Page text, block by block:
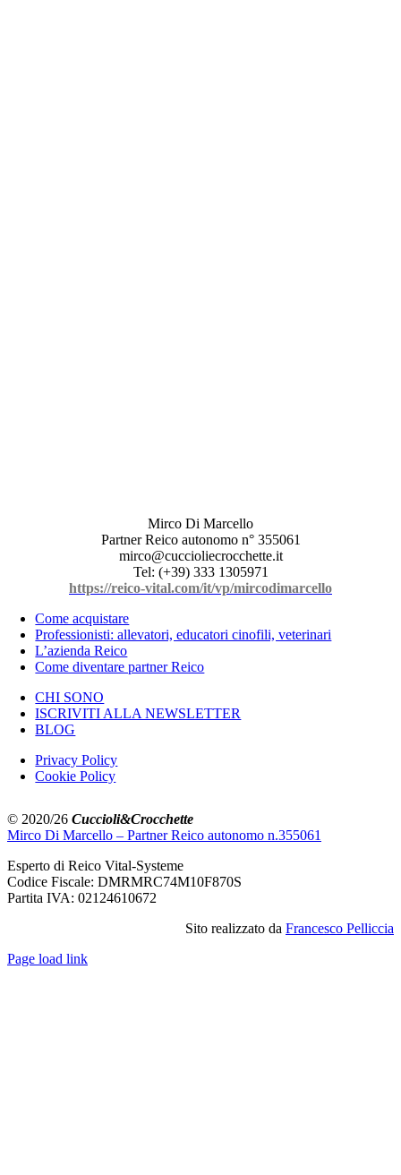
Mirco Di Marcello
Partner Reico autonomo n° 355061
mirco@cuccioliecrocchette.it
Tel: (+39) 333 1305971
https://reico-vital.com/it/vp/mircodimarcello
Come acquistare
Professionisti: allevatori, educatori cinofili, veterinari
L’azienda Reico
Come diventare partner Reico
CHI SONO
ISCRIVITI ALLA NEWSLETTER
BLOG
Privacy Policy
Cookie Policy
© 2020/26 Cuccioli&Crocchette
Mirco Di Marcello – Partner Reico autonomo n.355061
Esperto di Reico Vital-Systeme
Codice Fiscale: DMRMRC74M10F870S
Partita IVA: 02124610672
Sito realizzato da Francesco Pelliccia
Page load link